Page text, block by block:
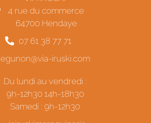
4 rue du commerce
64700 Hendaye
07 61 38 77 71
egunon@via-iruski.com
Du lundi au vendredi :
9h-12h30 14h-18h30
Samedi : 9h-12h30